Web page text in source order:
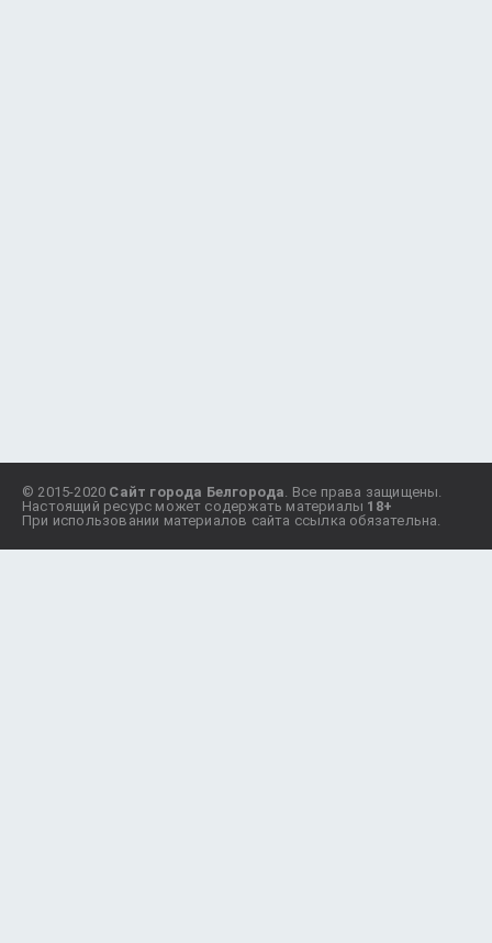
© 2015-2020 Сайт города Белгорода . Все права защищены.
Настоящий ресурс может содержать материалы 18+
При использовании материалов сайта ссылка обязательна.